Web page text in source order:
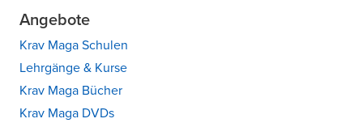
Angebote
Krav Maga Schulen
Lehrgänge & Kurse
Krav Maga Bücher
Krav Maga DVDs